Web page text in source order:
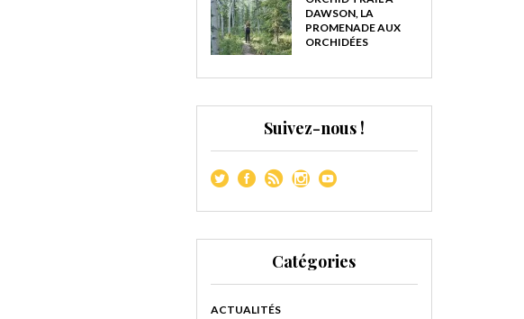
DAWSON, LA
PROMENADE AUX
ORCHIDÉES
Suivez-nous !
Catégories
ACTUALITÉS